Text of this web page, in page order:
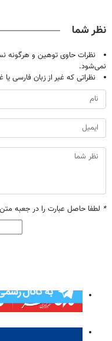
نظر شما
نظرات حاوی توهین و هرگونه
نمی‌شود.
نظراتی که غیر از زبان فارسی
* لطفا حاصل عبارت را در جعبه متن